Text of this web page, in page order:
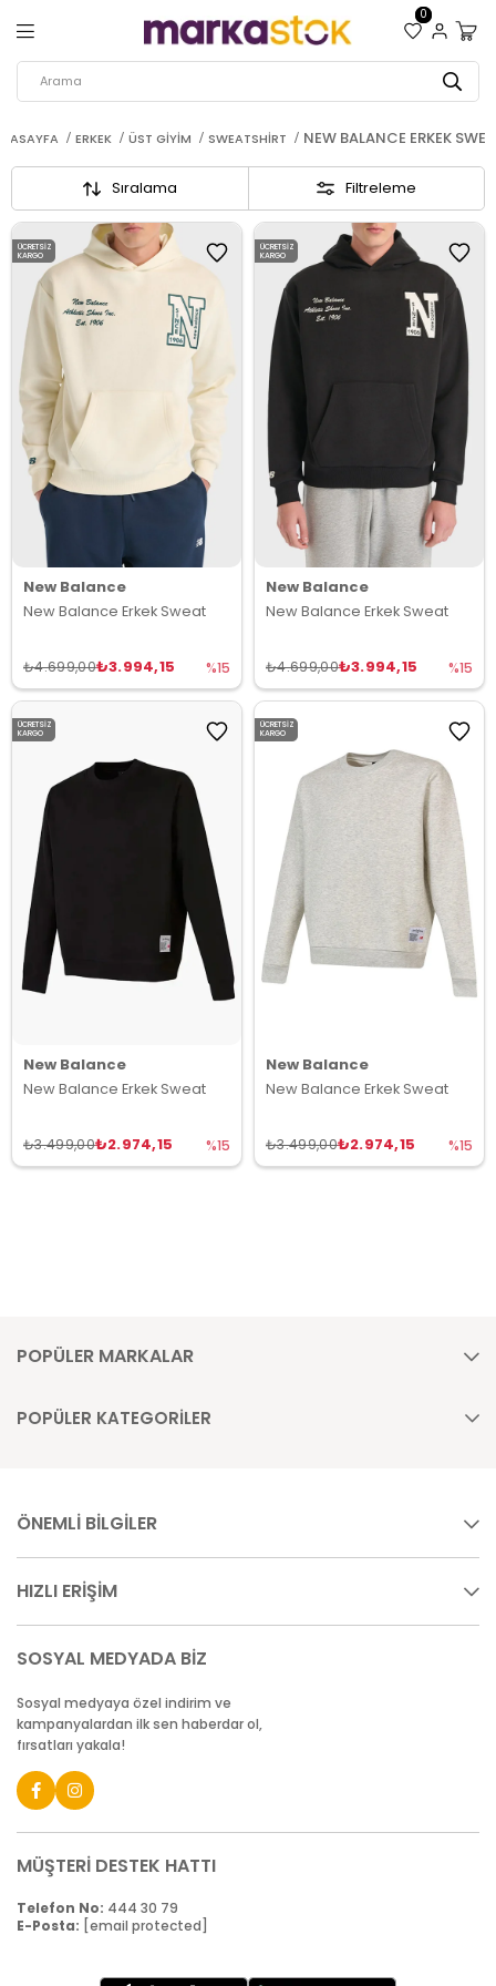
0
ERKEK ÜST GIYIM SWEATSHIRT NEW BALANCE ERKEK
Filtreleme
Sıralama
New Balance
New Balance Erkek Sweat
₺3.994,15
₺4.699,00 %15
ÜCRETSIZ
KARGO
New Balance
New Balance Erkek Sweat
₺3.994,15
₺4.699,00 %15
ÜCRETSIZ
KARGO
New Balance
New Balance Erkek Sweat
₺2.974,15
₺3.499,00 %15
ÜCRETSIZ
KARGO
New Balance
New Balance Erkek Sweat
₺2.974,15
₺3.499,00 %15
ÜCRETSIZ
KARGO
POPÜLER MARKALAR
POPÜLER KATEGORİLER
ÖNEMLİ BİLGİLER
HIZLI ERİŞİM
SOSYAL MEDYADA BİZ
Sosyal medyaya özel indirim ve
kampanyalardan ilk sen haberdar ol,
fırsatları yakala!
MÜŞTERİ DESTEK HATTI
Telefon No: 444 30 79
E-Posta: [email protected]